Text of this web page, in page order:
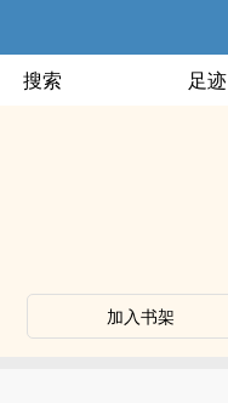
搜索 足迹
加入书架